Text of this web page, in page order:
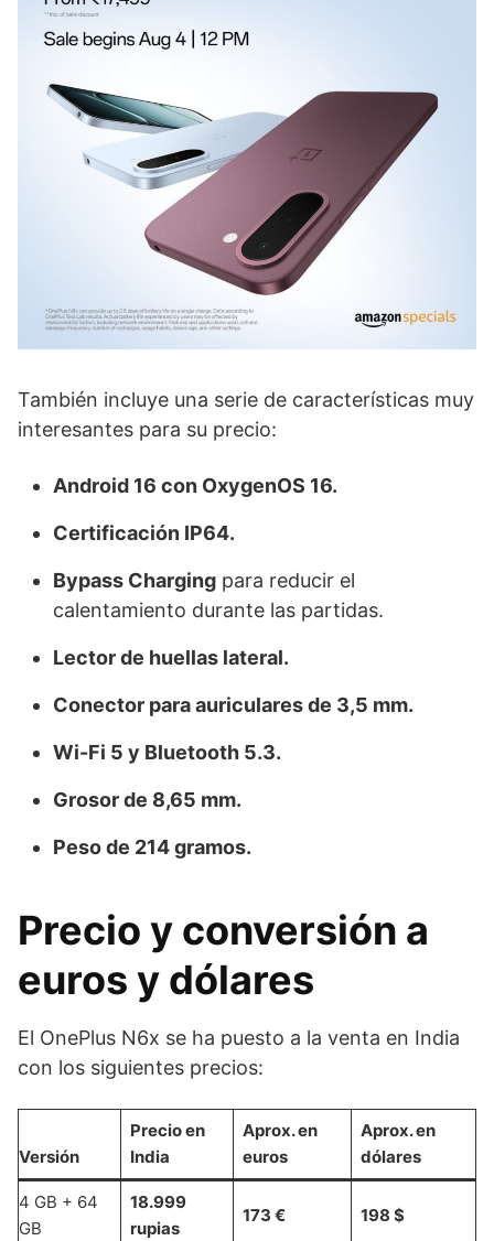
También incluye una serie de características muy
interesantes para su precio:
Android 16 con OxygenOS 16.
Certificación IP64.
Bypass Charging para reducir el
calentamiento durante las partidas.
Lector de huellas lateral.
Conector para auriculares de 3,5 mm.
Wi-Fi 5 y Bluetooth 5.3.
Grosor de 8,65 mm.
Peso de 214 gramos.
Precio y conversión a
euros y dólares
El OnePlus N6x se ha puesto a la venta en India
con los siguientes precios:
Versión
Precio en
India
Aprox. en
euros
Aprox. en
dólares
4 GB + 64
GB
18.999
rupias
173 € 198 $